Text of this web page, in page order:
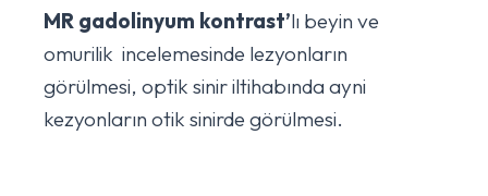
MR gadolinyum kontrast’lı beyin ve
omurilik incelemesinde lezyonların
görülmesi, optik sinir iltihabında ayni
kezyonların otik sinirde görülmesi.